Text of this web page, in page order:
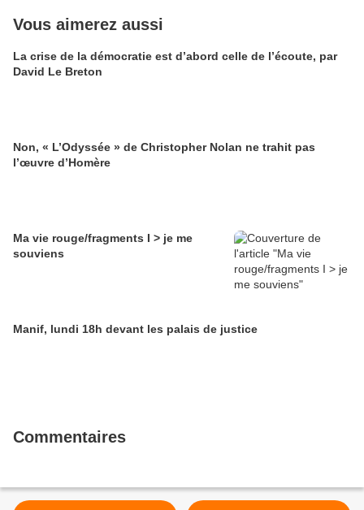
Vous aimerez aussi
La crise de la démocratie est d’abord celle de l’écoute, par
David Le Breton
Non, « L’Odyssée » de Christopher Nolan ne trahit pas
l’œuvre d’Homère
Ma vie rouge/fragments I > je me
souviens
Manif, lundi 18h devant les palais de justice
Commentaires